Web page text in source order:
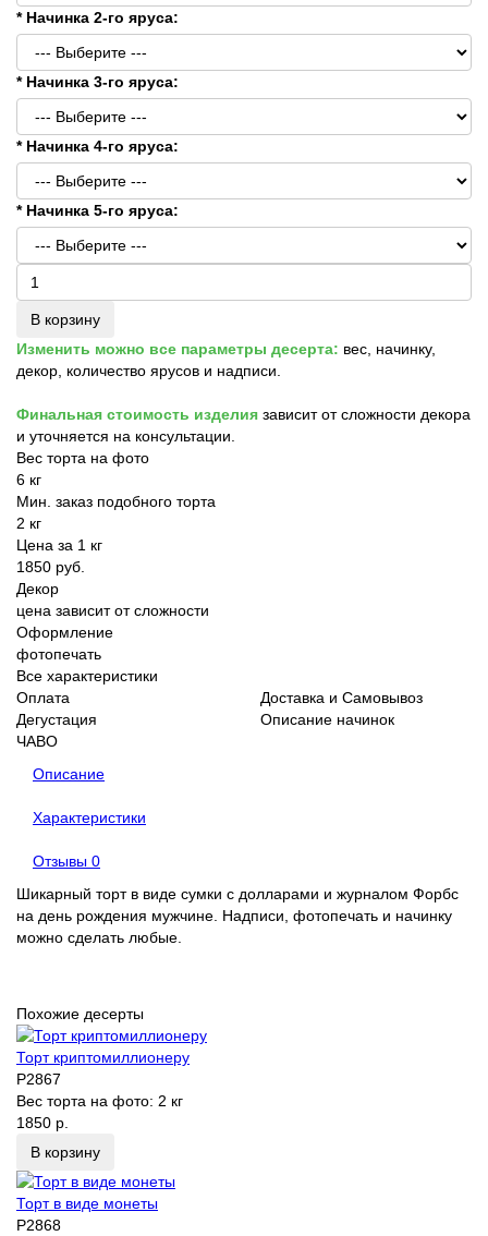
* Начинка 2-го яруса:
* Начинка 3-го яруса:
* Начинка 4-го яруса:
* Начинка 5-го яруса:
В корзину
Изменить можно все параметры десерта: вес, начинку,
декор, количество ярусов и надписи.
Финальная стоимость изделия зависит от сложности декора
и уточняется на консультации.
Вес торта на фото
6 кг
Мин. заказ подобного торта
2 кг
Цена за 1 кг
1850 руб.
Декор
цена зависит от сложности
Оформление
фотопечать
Все характеристики
Оплата
Доставка и Самовывоз
Дегустация
Описание начинок
ЧАВО
Описание
Характеристики
Отзывы 0
Шикарный торт в виде сумки с долларами и журналом Форбс
на день рождения мужчине. Надписи, фотопечать и начинку
можно сделать любые.
Похожие десерты
Торт криптомиллионеру
P2867
Вес торта на фото: 2 кг
1850 р.
В корзину
Торт в виде монеты
P2868